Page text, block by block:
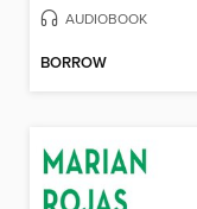
AUDIOBOOK
BORROW